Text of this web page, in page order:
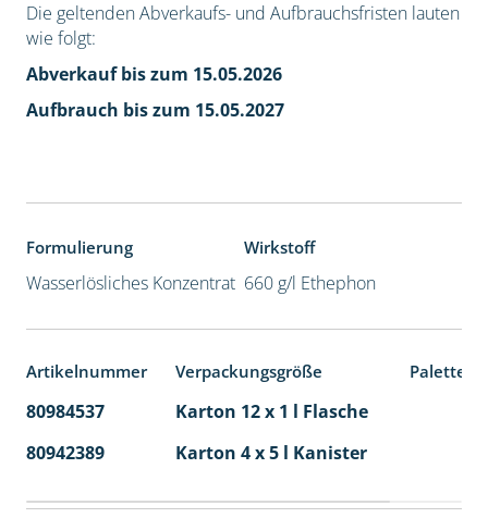
Die geltenden Abverkaufs- und Aufbrauchsfristen lauten
wie folgt:
Abverkauf bis zum 15.05.2026
Aufbrauch bis zum 15.05.2027
Formulierung
Wasserlösliches Konzentrat
Wirkstoff
660 g/l Ethephon
Artikelnummer Verpackungsgröße
80984537 Karton 12 x 1 l Flasche
80942389
Karton 4 x 5 l Kanister